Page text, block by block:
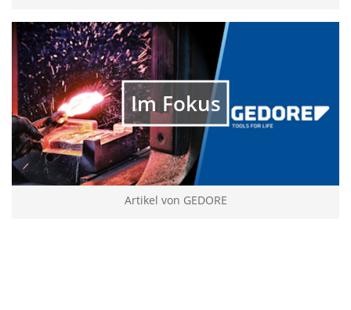
Im Fokus
Artikel von GEDORE